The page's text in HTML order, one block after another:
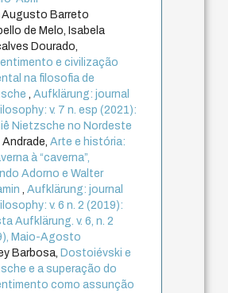
Augusto Barreto
de Melo, Isabela
Dourado,
e civilização
na filosofia de
,Aufklärung: journal
v. 7 n. esp (2021):
Nietzsche no Nordeste
Andrade,Arte e história:
à “caverna”,
Adorno e Walter
,Aufklärung: journal
v. 6 n. 2 (2019):
Aufklärung. v. 6, n. 2
Maio-Agosto
Barbosa, Dostoiévski e
e a superação do
como assunção